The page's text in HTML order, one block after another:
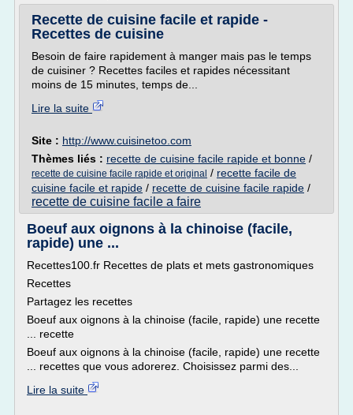
Recette de cuisine facile et rapide -
Recettes de cuisine
Besoin de faire rapidement à manger mais pas le temps
de cuisiner ? Recettes faciles et rapides nécessitant
moins de 15 minutes, temps de...
Lire la suite
Site : http://www.cuisinetoo.com
Thèmes liés : recette de cuisine facile rapide et bonne /
recette de cuisine facile rapide et original / recette facile de
cuisine facile et rapide / recette de cuisine facile rapide /
recette de cuisine facile a faire
Boeuf aux oignons à la chinoise (facile,
rapide) une ...
Recettes100.fr Recettes de plats et mets gastronomiques
Recettes
Partagez les recettes
Boeuf aux oignons à la chinoise (facile, rapide) une recette
... recette
Boeuf aux oignons à la chinoise (facile, rapide) une recette
... recettes que vous adorerez. Choisissez parmi des...
Lire la suite